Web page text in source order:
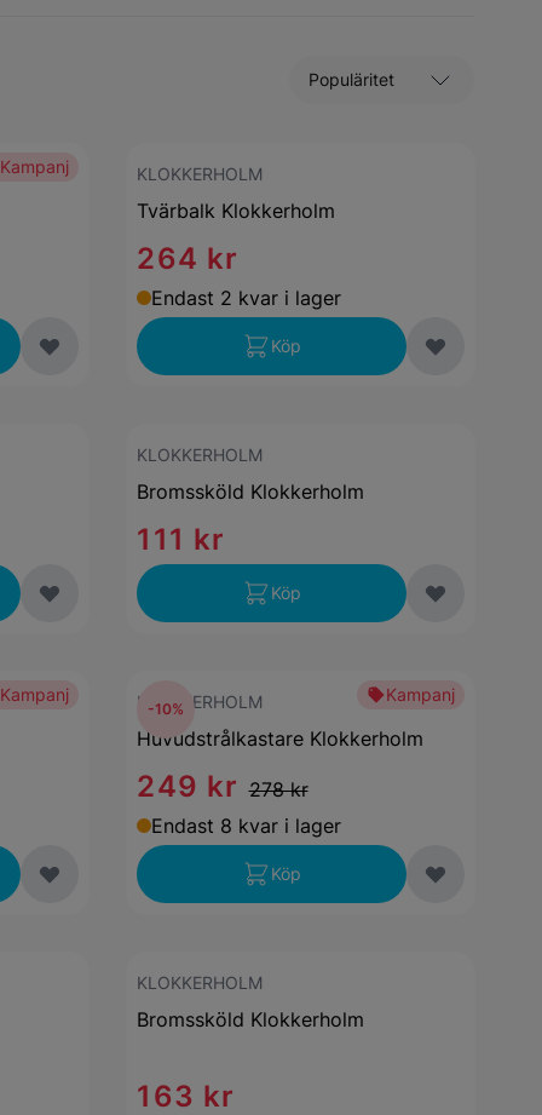
Sortera efter
Kampanj KLOKKERHOLM
Tvärbalk Klokkerholm
264 kr
Endast 2 kvar i lager
Köp
KLOKKERHOLM
Bromssköld Klokkerholm
111 kr
Köp
Kampanj Kampanj
KLOKKERHOLM
Huvudstrålkastare Klokkerholm
249 kr 278 kr
-10%
Endast 8 kvar i lager
Köp
KLOKKERHOLM
Bromssköld Klokkerholm
163 kr